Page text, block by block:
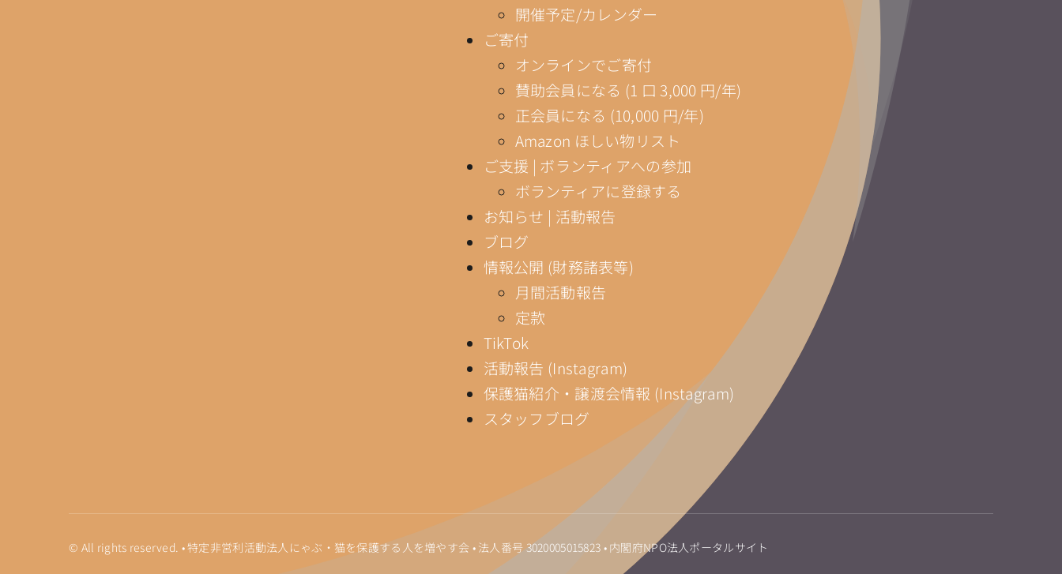
開催予定/カレンダー
ご寄付
オンラインでご寄付
賛助会員になる (1 口 3,000 円/年)
正会員になる (10,000 円/年)
Amazon ほしい物リスト
ご支援 | ボランティアへの参加
ボランティアに登録する
お知らせ | 活動報告
ブログ
情報公開 (財務諸表等)
月間活動報告
定款
TikTok
活動報告 (Instagram)
保護猫紹介・譲渡会情報 (Instagram)
スタッフブログ
© All rights reserved. • 特定非営利活動法人にゃぶ・猫を保護する人を増やす会 • 法人番号3020005015823 • 内閣府NPO法人ポータルサイト